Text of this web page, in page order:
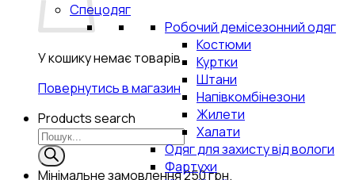
У кошику немає товарів.
Повернутись в магазин
Products search
Мінімальне замовлення250 грн.
Спецодяг
Робочий демісезонний одяг
Костюми
Куртки
Штани
Напівкомбінезони
Жилети
Халати
Одяг для захисту від вологи
Фартухи